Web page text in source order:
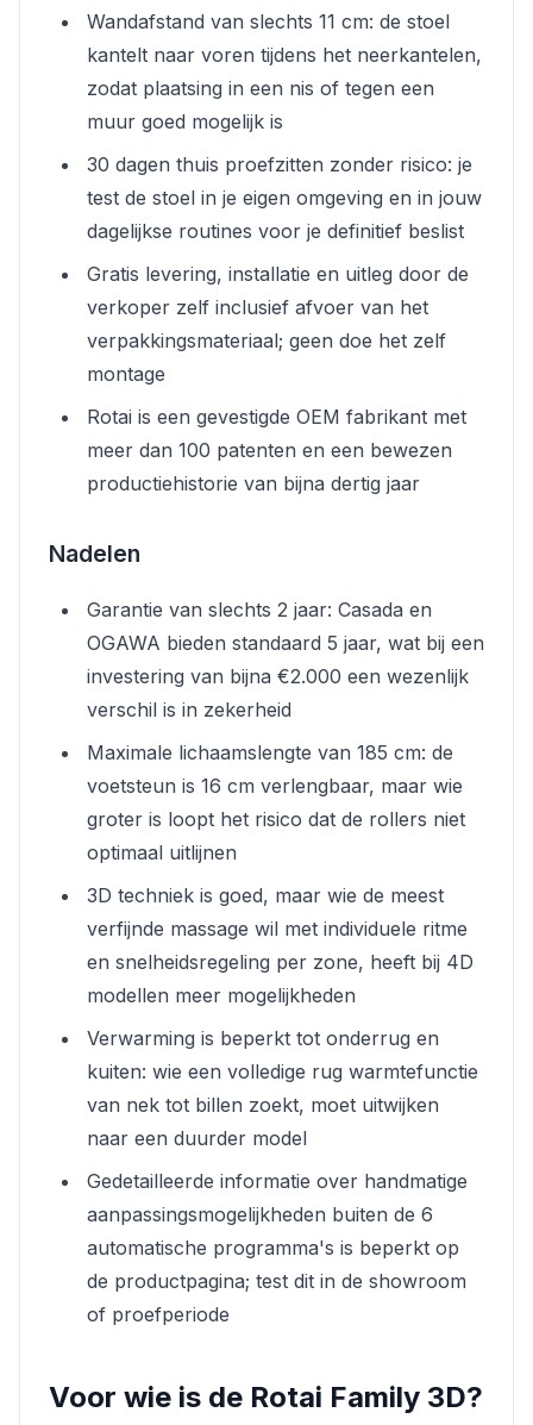
Wandafstand van slechts 11 cm: de stoel
kantelt naar voren tijdens het neerkantelen,
zodat plaatsing in een nis of tegen een
muur goed mogelijk is
30 dagen thuis proefzitten zonder risico: je
test de stoel in je eigen omgeving en in jouw
dagelijkse routines voor je definitief beslist
Gratis levering, installatie en uitleg door de
verkoper zelf inclusief afvoer van het
verpakkingsmateriaal; geen doe het zelf
montage
Rotai is een gevestigde OEM fabrikant met
meer dan 100 patenten en een bewezen
productiehistorie van bijna dertig jaar
Nadelen
Garantie van slechts 2 jaar: Casada en
OGAWA bieden standaard 5 jaar, wat bij een
investering van bijna €2.000 een wezenlijk
verschil is in zekerheid
Maximale lichaamslengte van 185 cm: de
voetsteun is 16 cm verlengbaar, maar wie
groter is loopt het risico dat de rollers niet
optimaal uitlijnen
3D techniek is goed, maar wie de meest
verfijnde massage wil met individuele ritme
en snelheidsregeling per zone, heeft bij 4D
modellen meer mogelijkheden
Verwarming is beperkt tot onderrug en
kuiten: wie een volledige rug warmtefunctie
van nek tot billen zoekt, moet uitwijken
naar een duurder model
Gedetailleerde informatie over handmatige
aanpassingsmogelijkheden buiten de 6
automatische programma's is beperkt op
de productpagina; test dit in de showroom
of proefperiode
Voor wie is de Rotai Family 3D?